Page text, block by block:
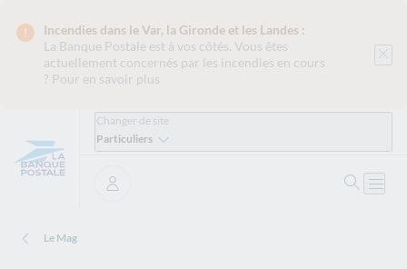
Incendies dans le Var, la Gironde et les Landes :
La Banque Postale est à vos côtés. Vous êtes
actuellement concernés par les incendies en cours
? Pour en savoir plus
Changer de site
Particuliers
Se connecter
Le Mag